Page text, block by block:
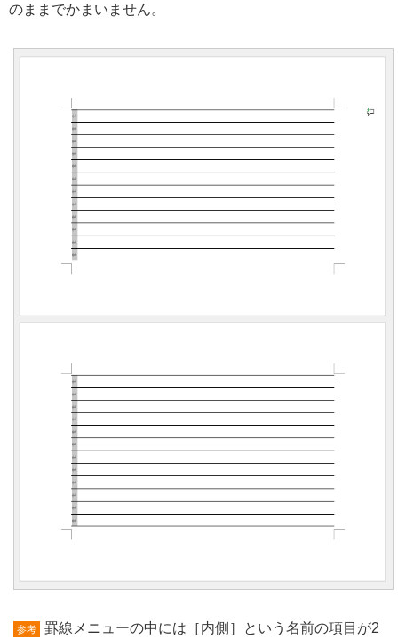
のままでかまいません。
参考
罫線メニューの中には［内側］という名前の項目が2